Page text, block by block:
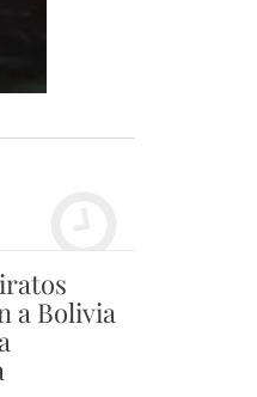
a Bolivia